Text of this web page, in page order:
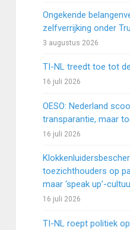
Ongekende
zelfverrijking onder
3 augustus 2026
TI-NL treedt toe tot
16 juli 2026
OESO: Nederland
transparantie, maar
16 juli 2026
toezichthouders op
maar ‘speak up’-
16 juli 2026
TI-NL roept politiek